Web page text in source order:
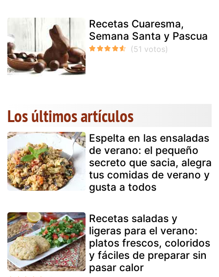
Recetas Cuaresma,
Semana Santa y Pascua
Los últimos artículos
Espelta en las ensaladas
de verano: el pequeño
secreto que sacia, alegra
tus comidas de verano y
gusta a todos
Recetas saladas y
ligeras para el verano:
platos frescos, coloridos
y fáciles de preparar sin
pasar calor